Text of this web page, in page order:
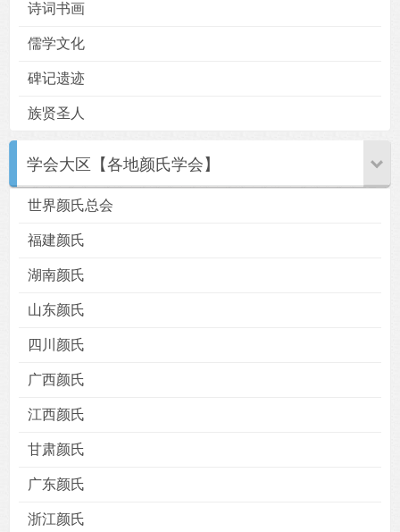
诗词书画
儒学文化
碑记遗迹
族贤圣人
学会大区【各地颜氏学会】
世界颜氏总会
福建颜氏
湖南颜氏
山东颜氏
四川颜氏
广西颜氏
江西颜氏
甘肃颜氏
广东颜氏
浙江颜氏